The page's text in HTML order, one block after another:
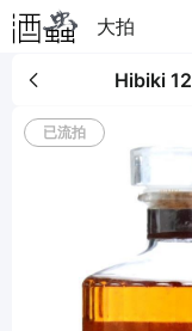
大拍
已流拍